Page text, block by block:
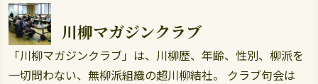
川柳マガジンクラブ
「川柳マガジンクラブ」は、川柳歴、年齢、性別、柳派を
一切問わない、無柳派組織の超川柳結社。 クラブ句会は